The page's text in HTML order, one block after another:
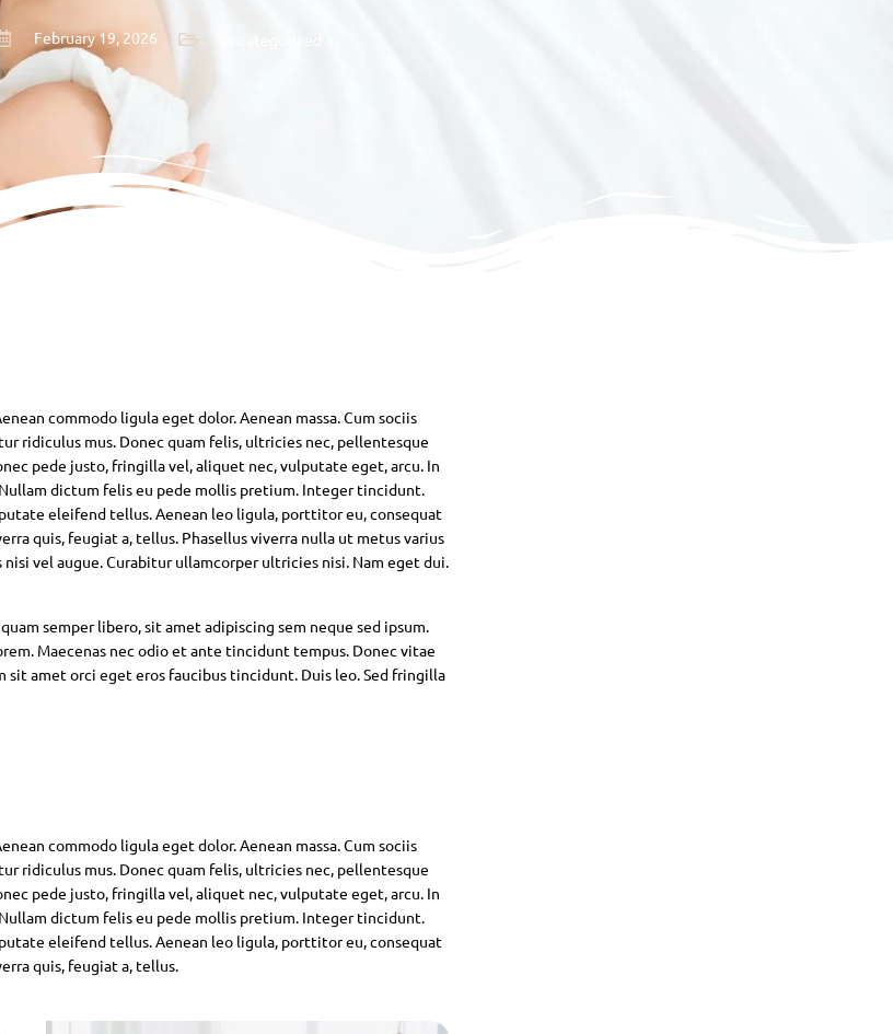
February 19, 2026
commodo ligula eget dolor. Aenean massa. Cum sociis
ridiculus mus. Donec quam felis, ultricies nec, pellentesque
pede justo, fringilla vel, aliquet nec, vulputate eget, arcu. In
dictum felis eu pede mollis pretium. Integer tincidunt.
eleifend tellus. Aenean leo ligula, porttitor eu, consequat
quis, feugiat a, tellus. Phasellus viverra nulla ut metus varius
vel augue. Curabitur ullamcorper ultricies nisi. Nam eget dui.
semper libero, sit amet adipiscing sem neque sed ipsum.
Maecenas nec odio et ante tincidunt tempus. Donec vitae
amet orci eget eros faucibus tincidunt. Duis leo. Sed fringilla
commodo ligula eget dolor. Aenean massa. Cum sociis
ridiculus mus. Donec quam felis, ultricies nec, pellentesque
pede justo, fringilla vel, aliquet nec, vulputate eget, arcu. In
dictum felis eu pede mollis pretium. Integer tincidunt.
eleifend tellus. Aenean leo ligula, porttitor eu, consequat
quis, feugiat a, tellus.